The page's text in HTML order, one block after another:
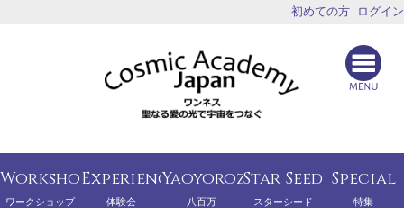
初めての方 ログイン
Workshop
ワークショップ
Experience
体験会
Yaoyorozu
八百万
Star Seed
スターシード
Special
特集